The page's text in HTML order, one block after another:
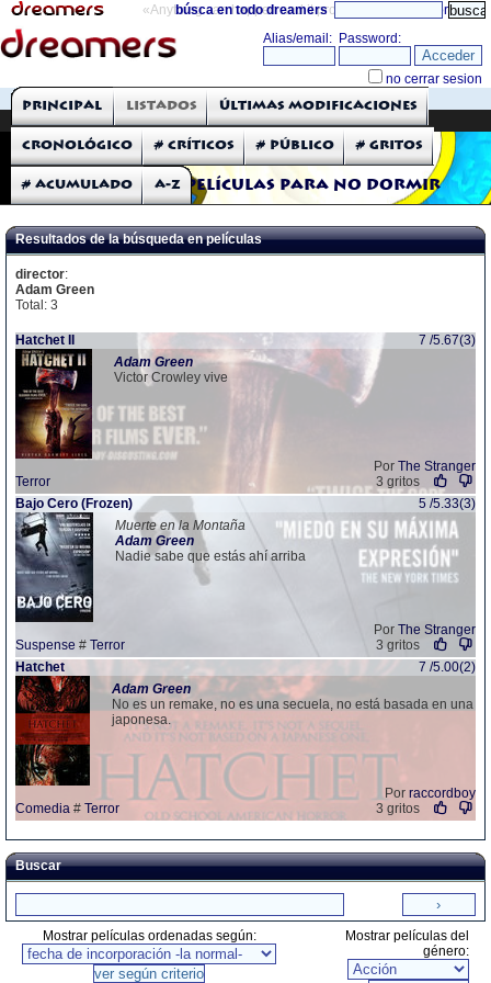
«Anything can happen and it probably will» directorio
búsca en todo dreamers
THE DREAMERS
Críticas: Películas
Películas para no dormir
Principal Listados Últimas modificaciones
Cronológico # Críticos # Público # Gritos
# Acumulado A-Z
Resultados de la búsqueda en películas
director:
Adam Green
Total: 3
Hatchet II
7 /5.67(3)
Adam Green
Victor Crowley vive
Por The Stranger
Terror
3 gritos
Bajo Cero (Frozen)
5 /5.33(3)
Muerte en la Montaña
Adam Green
Nadie sabe que estás ahí arriba
Por The Stranger
Suspense # Terror
3 gritos
Hatchet
7 /5.00(2)
Adam Green
No es un remake, no es una secuela, no está basada en una
japonesa.
Por raccordboy
Comedia # Terror 3 gritos
Buscar
Mostrar películas ordenadas según:
Mostrar películas del
género: